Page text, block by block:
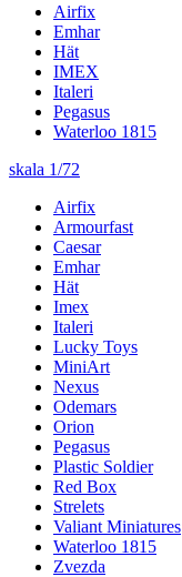
Airfix
Emhar
Hät
IMEX
Italeri
Pegasus
Waterloo 1815
skala 1/72
Airfix
Armourfast
Caesar
Emhar
Hät
Imex
Italeri
Lucky Toys
MiniArt
Nexus
Odemars
Orion
Pegasus
Plastic Soldier
Red Box
Strelets
Valiant Miniatures
Waterloo 1815
Zvezda